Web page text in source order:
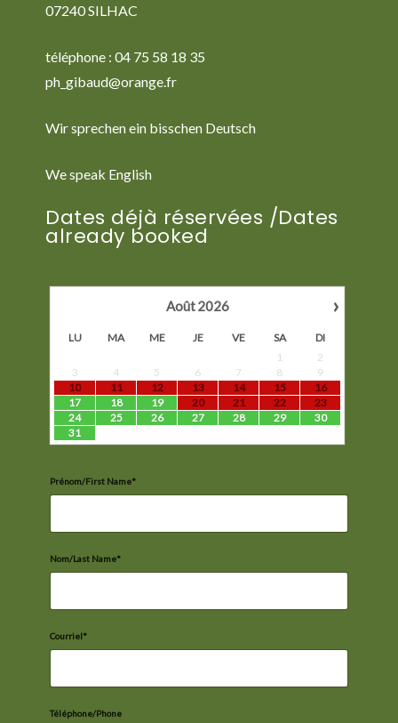
07240 SILHAC
téléphone : 04 75 58 18 35
ph_gibaud@orange.fr
Wir sprechen ein bisschen Deutsch
We speak English
Dates déjà réservées /Dates
already booked
›
Août2026
LU MA ME JE VE SA
DI
1
2
3
4 5 6 7 8
9
10
11 12 13 14 15
16
17
18 19 20 21 22
23
24
25 26 27 28 29
30
31
Prénom/First Name*
Nom/Last Name*
Courriel*
Téléphone/Phone